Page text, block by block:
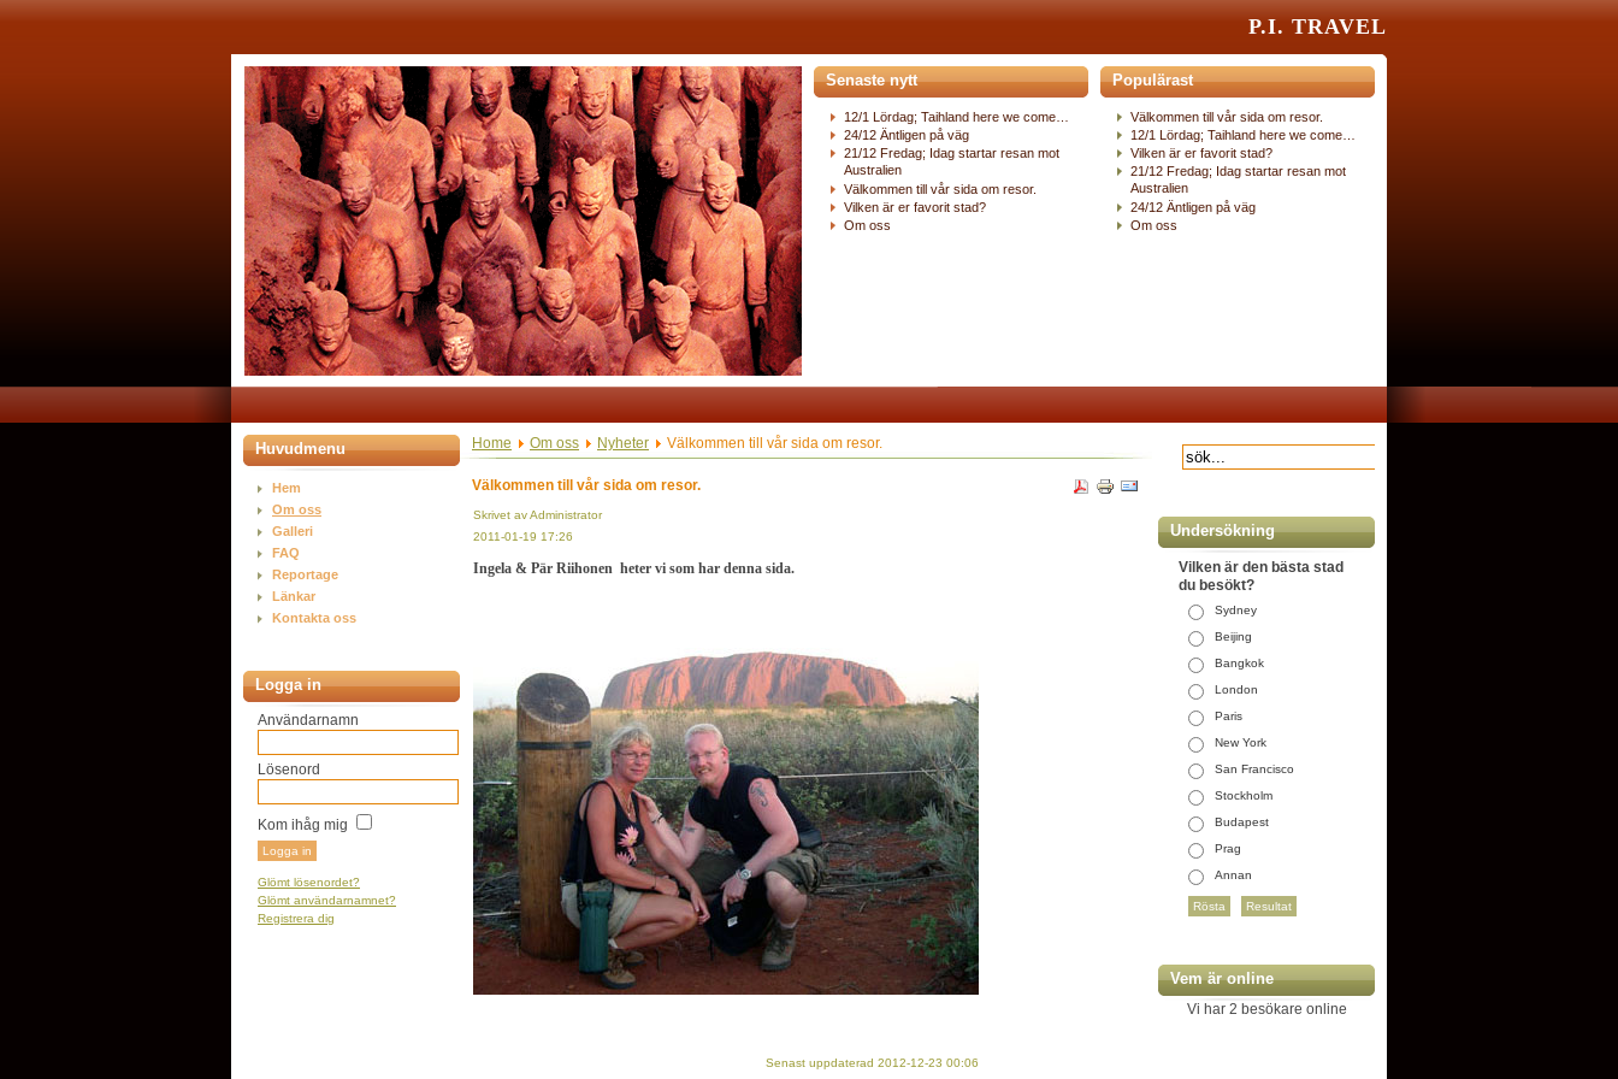
P.I. TRAVEL
Senaste nytt
12/1 Lördag; Taihland here we come…
24/12 Äntligen på väg
21/12 Fredag; Idag startar resan mot
Australien
Välkommen till vår sida om resor.
Vilken är er favorit stad?
Om oss
Populärast
Välkommen till vår sida om resor.
12/1 Lördag; Taihland here we come…
Vilken är er favorit stad?
21/12 Fredag; Idag startar resan mot
Australien
24/12 Äntligen på väg
Om oss
Huvudmenu
Hem
Om oss
Galleri
FAQ
Reportage
Länkar
Kontakta oss
Logga in
Användarnamn
Lösenord
Kom ihåg mig
Glömt lösenordet?
Glömt användarnamnet?
Registrera dig
Home Om oss Nyheter Välkommen till vår sida om resor.
Välkommen till vår sida om resor.
Skrivet av Administrator
2011-01-19 17:26
Ingela & Pär Riihonen heter vi som har denna sida.
Senast uppdaterad 2012-12-23 00:06
Undersökning
Vilken är den bästa stad
du besökt?
Sydney
Beijing
Bangkok
London
Paris
New York
San Francisco
Stockholm
Budapest
Prag
Annan
Vem är online
Vi har 2 besökare online